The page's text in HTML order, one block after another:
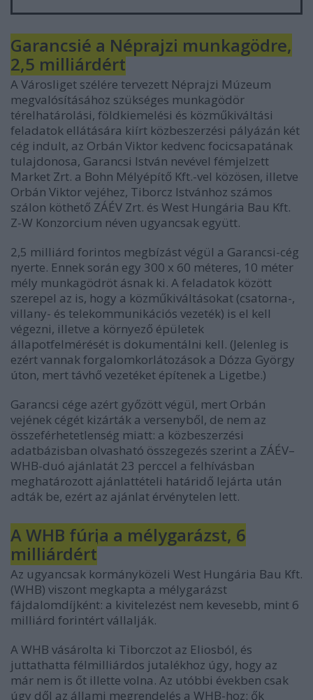
Garancsié a Néprajzi munkagödre,
2,5 milliárdért
A Városliget szélére tervezett Néprajzi Múzeum
megvalósításához szükséges munkagödör
térelhatárolási, földkiemelési és közműkiváltási
feladatok ellátására kiírt közbeszerzési pályázán két
cég indult, az Orbán Viktor kedvenc focicsapatának
tulajdonosa, Garancsi István nevével fémjelzett
Market Zrt. a Bohn Mélyépítő Kft.-vel közösen, illetve
Orbán Viktor vejéhez, Tiborcz Istvánhoz számos
szálon köthető ZÁÉV Zrt. és West Hungária Bau Kft.
Z-W Konzorcium néven ugyancsak együtt.
2,5 milliárd forintos megbízást végül a Garancsi-cég
nyerte. Ennek során egy 300 x 60 méteres, 10 méter
mély munkagödröt ásnak ki. A feladatok között
szerepel az is, hogy a közműkiváltásokat (csatorna-,
villany- és telekommunikációs vezeték) is el kell
végezni, illetve a környező épületek
állapotfelmérését is dokumentálni kell. (Jelenleg is
ezért vannak forgalomkorlátozások a Dózza György
úton, mert távhő vezetéket építenek a Ligetbe.)
Garancsi cége azért győzött végül, mert Orbán
vejének cégét kizárták a versenyből, de nem az
összeférhetetlenség miatt: a közbeszerzési
adatbázisban olvasható összegezés szerint a ZÁÉV–
WHB-duó ajánlatát 23 perccel a felhívásban
meghatározott ajánlattételi határidő lejárta után
adták be, ezért az ajánlat érvénytelen lett.
A WHB fúrja a mélygarázst, 6
milliárdért
Az ugyancsak kormányközeli West Hungária Bau Kft.
(WHB) viszont megkapta a mélygarázst
fájdalomdíjként: a kivitelezést nem kevesebb, mint 6
milliárd forintért vállalják.
A WHB vásárolta ki Tiborczot az Eliosból, és
juttathatta félmilliárdos jutalékhoz úgy, hogy az
már nem is őt illette volna. Az utóbbi években csak
úgy dől az állami megrendelés a WHB-hoz: ők